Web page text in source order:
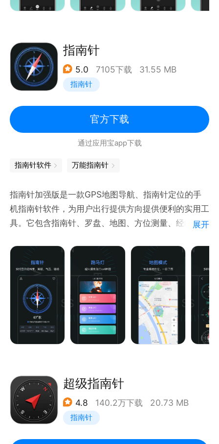
（1）显示定位，方向，快速找到东南西北；
（4）显示当前位置磁场强度，方便您对周围辐射强度
做到心里有数；
（5）360°罗盘旋转刻度，精简、一目了然；
（6）AR全景指南针，查实物方向。
GPS定位地理位置，身在何处指南针都知道，支持2D
平面图地图查看模式，路况信息、卫星图，实现实景和
地图相结合的指南针，支持搜索附近和智能联想搜索功
能
【校准指南针】
浅显易懂的校准动画，快速学会校准，提高指南针的准
确度，方向把控更准确
【罗盘样式】
多种皮肤样式随意切
指南针
5.0 7105下载 31.55 MB
指南针
官方下载
通过应用宝app下载
指南针软件 万能指南针
指南针加强版是一款GPS地图导航、指南针定位的手
机指南针软件，为用户出行提供方向提供便利的实用工
具。它包含指南针、罗盘、地图、方位测量、经纬度、
量仪、LED字幕跑马灯的功能，具有体积小功能全的特
点。
利用网络、GPS和手机传感器等数据来确定您的方
位、经纬度定位、海拔、气压、磁场实用信息，为您出
行导航、经纬度定位海报测量、GPS实时海报显示、
房屋方位朝向、装修提供帮助。同时提供罗盘、水平仪
实用功能，还能根据喜好更换指南针和罗盘皮肤，提供
【地图导航】融合了多家权威地图数据，地图导航准确
【测距仪】提供测距测量、高度测量、角度测量、直尺
测量、量角器的功能，无论是要测量家具的高度，窗帘
展开
超级指南针
4.8 140.2万下载 20.73 MB
指南针